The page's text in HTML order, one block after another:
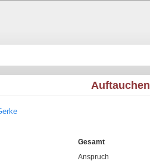
Auftauchen
Gesamt
Anspruch